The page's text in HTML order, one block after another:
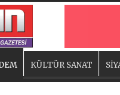
KÜLTÜR SANAT